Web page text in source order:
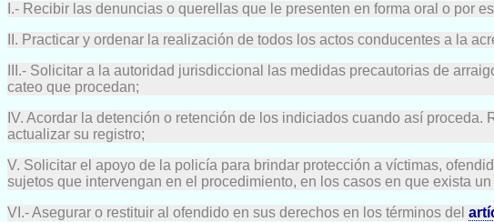
I.- Recibir las denuncias o querellas que le presenten en forma oral o por
II. Practicar y ordenar la realización de todos los actos conducentes a la
III.- Solicitar a la autoridad jurisdiccional las medidas precautorias de
cateo que procedan;
IV. Acordar la detención o retención de los indiciados cuando así
actualizar su registro;
V. Solicitar el apoyo de la policía para brindar protección a víctimas,
sujetos que intervengan en el procedimiento, en los casos en que exista
VI.- Asegurar o restituir al ofendido en sus derechos en los términos del